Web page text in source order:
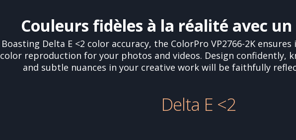
Couleurs fidèles à la réalité avec un
Boasting Delta E <2 color accuracy, the ColorPro VP2766-2K
color reproduction for your photos and videos. Design confidently,
and subtle nuances in your creative work will be faithfully
Delta E <2